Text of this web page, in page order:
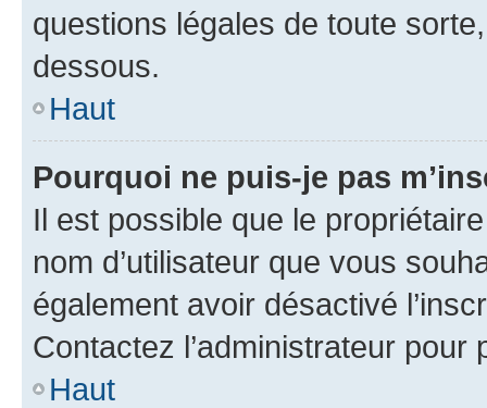
questions légales de toute
dessous.
Haut
Pourquoi ne puis-je pas
Il est possible que le
nom d’utilisateur que vous
également avoir désactivé
Contactez l’administrateur
Haut